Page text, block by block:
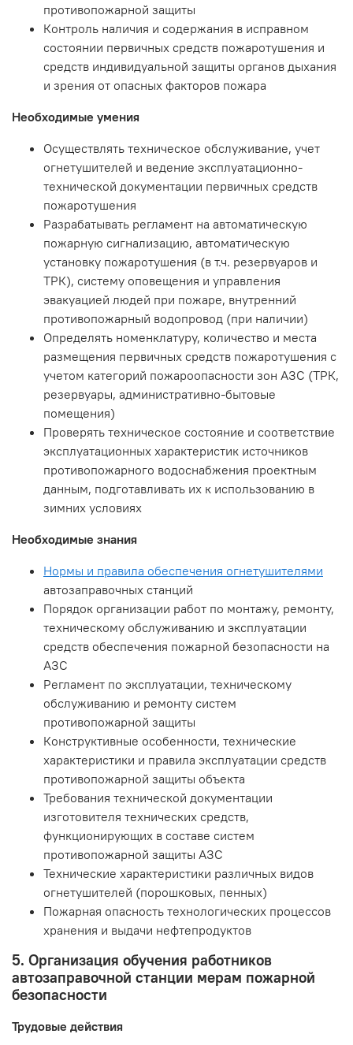
противопожарной защиты
Контроль наличия и содержания в исправном
состоянии первичных средств пожаротушения и
средств индивидуальной защиты органов дыхания
и зрения от опасных факторов пожара
Необходимые умения
Осуществлять техническое обслуживание, учет
огнетушителей и ведение эксплуатационно-
технической документации первичных средств
пожаротушения
Разрабатывать регламент на автоматическую
пожарную сигнализацию, автоматическую
установку пожаротушения (в т.ч. резервуаров и
ТРК), систему оповещения и управления
эвакуацией людей при пожаре, внутренний
противопожарный водопровод (при наличии)
Определять номенклатуру, количество и места
размещения первичных средств пожаротушения с
учетом категорий пожароопасности зон АЗС (ТРК,
резервуары, административно-бытовые
помещения)
Проверять техническое состояние и соответствие
эксплуатационных характеристик источников
противопожарного водоснабжения проектным
данным, подготавливать их к использованию в
зимних условиях
Необходимые знания
Нормы и правила обеспечения огнетушителями
автозаправочных станций
Порядок организации работ по монтажу, ремонту,
техническому обслуживанию и эксплуатации
средств обеспечения пожарной безопасности на
АЗС
Регламент по эксплуатации, техническому
обслуживанию и ремонту систем
противопожарной защиты
Конструктивные особенности, технические
характеристики и правила эксплуатации средств
противопожарной защиты объекта
Требования технической документации
изготовителя технических средств,
функционирующих в составе систем
противопожарной защиты АЗС
Технические характеристики различных видов
огнетушителей (порошковых, пенных)
Пожарная опасность технологических процессов
хранения и выдачи нефтепродуктов
5. Организация обучения работников
автозаправочной станции мерам пожарной
безопасности
Трудовые действия